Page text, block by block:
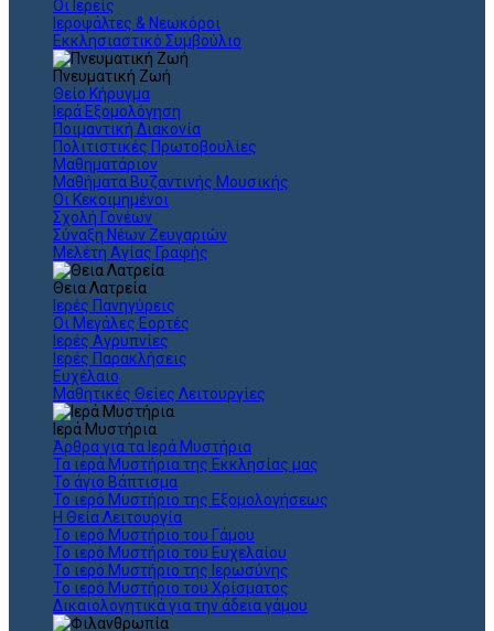
Οι Ιερείς
Ιεροψάλτες & Νεωκόροι
Εκκλησιαστικό Συμβούλιο
Πνευματική Ζωή
Θείο Κήρυγμα
Ιερά Εξομολόγηση
Ποιμαντική Διακονία
Πολιτιστικές Πρωτοβουλίες
Μαθηματάριον
Μαθήματα Βυζαντινής Μουσικής
Οι Κεκοιμημένοι
Σχολή Γονέων
Σύναξη Νέων Ζευγαριών
Μελέτη Αγίας Γραφής
Θεια Λατρεία
Ιερές Πανηγύρεις
Οι Μεγάλες Εορτές
Ιερές Αγρυπνίες
Ιερές Παρακλήσεις
Ευχέλαιο
Μαθητικές Θείες Λειτουργίες
Ιερά Μυστήρια
Άρθρα για τα Ιερά Μυστήρια
Τα ιερά Μυστήρια της Εκκλησίας μας
Το άγιο Βάπτισμα
Το ιερό Μυστήριο της Εξομολογήσεως
Η Θεία Λειτουργία
Το ιερό Μυστήριο του Γάμου
Το ιερό Μυστήριο του Ευχελαίου
Το ιερό Μυστήριο της Ιερωσύνης
Το ιερό Μυστήριο του Χρίσματος
Δικαιολογητικά για την άδεια γάμου